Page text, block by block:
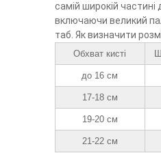
самій широкій частині
включаючи великий
таб. Як визначити
Обхват кисті
до 16 см
17-18 см
19-20 см
21-22 см